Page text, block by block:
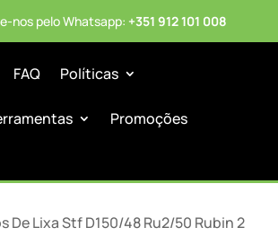
nos pelo Whatsapp: +351 912 101 008
FAQ Políticas
Promoções
De Lixa Stf D150/48 Ru2/50 Rubin 2